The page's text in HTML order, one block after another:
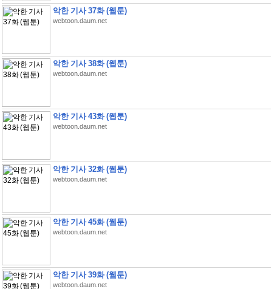
악한 기사 37화 (웹툰)
webtoon.daum.net
악한 기사 38화 (웹툰)
webtoon.daum.net
악한 기사 43화 (웹툰)
webtoon.daum.net
악한 기사 32화 (웹툰)
webtoon.daum.net
악한 기사 45화 (웹툰)
webtoon.daum.net
악한 기사 39화 (웹툰)
webtoon.daum.net